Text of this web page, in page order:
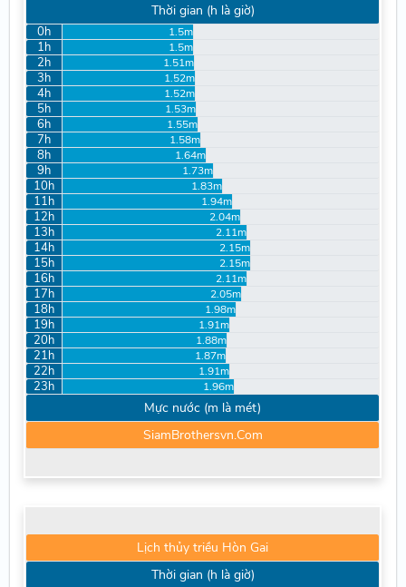
Thời gian (h là giờ)
0h 1.5m
1h 1.5m
2h 1.51m
3h 1.52m
4h 1.52m
5h 1.53m
6h 1.55m
7h 1.58m
8h 1.64m
9h 1.73m
10h 1.83m
11h 1.94m
12h 2.04m
13h 2.11m
14h 2.15m
15h 2.15m
16h 2.11m
17h 2.05m
18h 1.98m
19h 1.91m
20h 1.88m
21h 1.87m
22h 1.91m
23h 1.96m
Mực nước (m là mét)
SiamBrothersvn.Com
Lịch thủy triều Hòn Gai
Thời gian (h là giờ)